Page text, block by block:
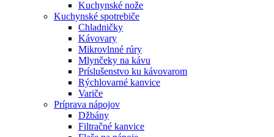
Kuchynské nože
Kuchynské spotrebiče
Chladničky
Kávovary
Mikrovlnné rúry
Mlynčeky na kávu
Príslušenstvo ku kávovarom
Rýchlovarné kanvice
Variče
Príprava nápojov
Džbány
Filtračné kanvice